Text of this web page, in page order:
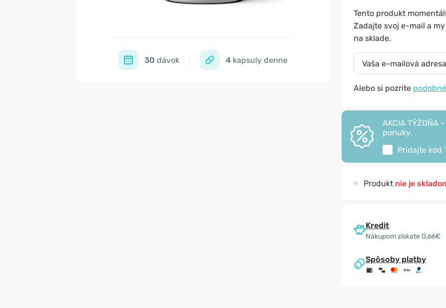
30 dávok 4kapsuly denne
Tento produkt
Zadajte svoj e-mail a
na sklade.
Alebo si pozrite
AKCIA TÝŽDŇA
ponuky.
Pridajte kód
Produkt nie je
Kredit
Nákupom získate 0,66€
Spôsoby platby